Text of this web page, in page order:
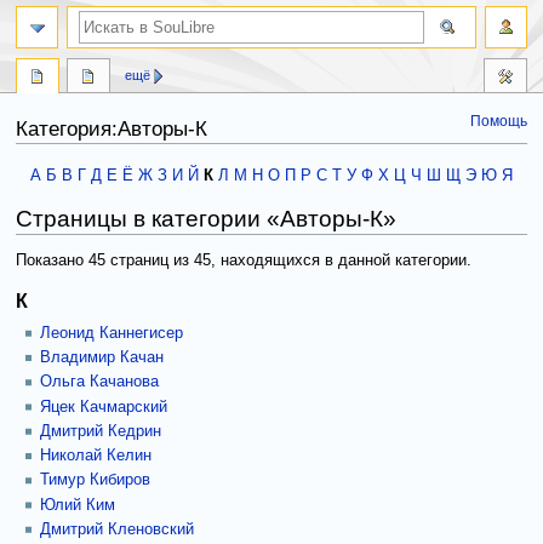
Помощь
Категория:Авторы-К
Перейти
навигации
Перейти
поиску
А Б В Д Е Ё Ж З И Й К Л М Н О Р С У Ф Х Ц Ч Ш Щ Э Ю Я
Страницы в категории «Авторы-К»
Показано 45 страниц из 45, находящихся в данной категории.
К
Леонид Каннегисер
Владимир Качан
Ольга Качанова
Яцек Качмарский
Дмитрий Кедрин
Николай Келин
Тимур Кибиров
Юлий Ким
Дмитрий Кленовский
ещё